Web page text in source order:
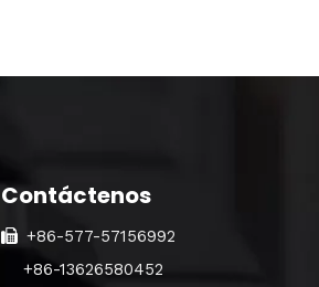
Contáctenos
+86-577-57156992
+86-13626580452